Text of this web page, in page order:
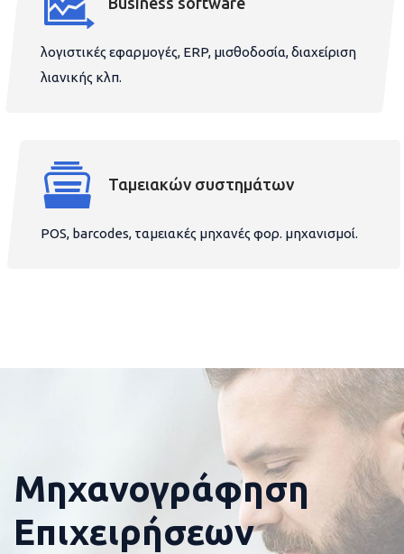
λογιστικές εφαρμογές, ERP, μισθοδοσία, διαχείριση
λιανικής κλπ.
Ταμειακών συστημάτων
POS, barcodes, ταμειακές μηχανές φορ. μηχανισμοί.
Μηχανογράφηση
Επιχειρήσεων